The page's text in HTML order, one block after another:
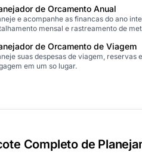
de Orcamento Anual
e acompanhe as financas do ano
mensal e rastreamento de
de Orcamento de Viagem
suas despesas de viagem, reservas
em um so lugar.
Completo de